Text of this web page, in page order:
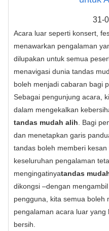
31-
Acara luar seperti konsert,
menawarkan pengalaman
dilupakan untuk semua
menavigasi dunia tandas
boleh menjadi cabaran bagi
Sebagai pengunjung acara,
dalam mengekalkan
tandas mudah alih . Bagi
dan menetapkan garis
tandas boleh memberi
keseluruhan pengalaman
mengingatinyatandas
dikongsi –dengan
pengguna, kita semua boleh
pengalaman acara luar
bersih.